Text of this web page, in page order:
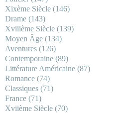
Xixème Siècle (146)
Drame (143)
Xviiième Siècle (139)
Moyen Âge (134)
Aventures (126)
Contemporaine (89)
Littérature Américaine (87)
Romance (74)
Classiques (71)
France (71)
Xviième Siècle (70)